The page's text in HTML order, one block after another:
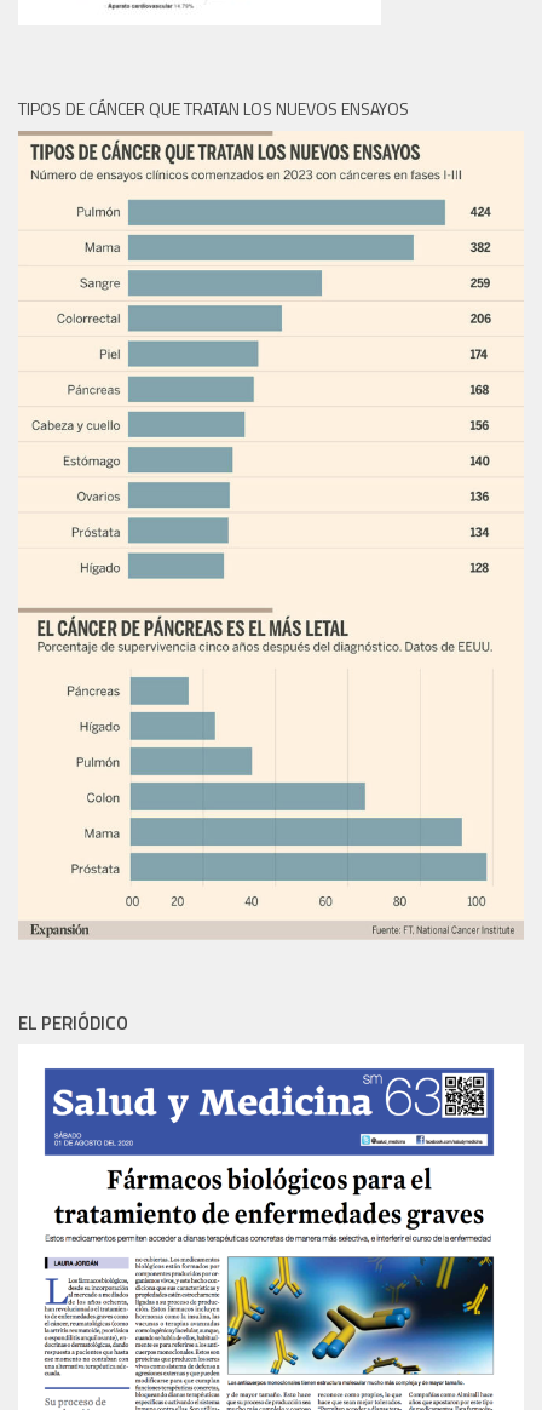
TIPOS DE CÁNCER QUE TRATAN LOS NUEVOS ENSAYOS
EL PERIÓDICO